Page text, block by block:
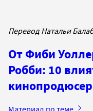
Перевод Натальи
От Фиби
Робби: 10
Материал по теме